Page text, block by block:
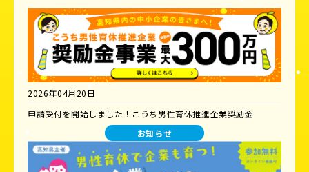
2026年04月20日
申請受付を開始しました！こうち男性育休推進企業奨励金
お知らせ